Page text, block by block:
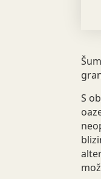
S